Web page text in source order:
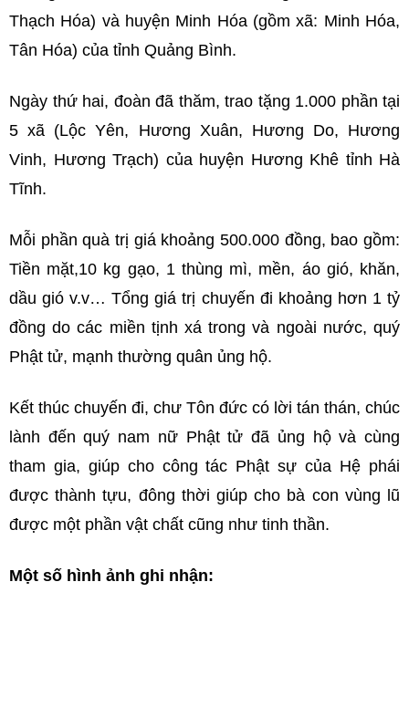
Thạch Hóa) và huyện Minh Hóa (gồm xã: Minh Hóa,
Tân Hóa) của tỉnh Quảng Bình.
Ngày thứ hai, đoàn đã thăm, trao tặng 1.000 phần tại
5 xã (Lộc Yên, Hương Xuân, Hương Do, Hương
Vinh, Hương Trạch) của huyện Hương Khê tỉnh Hà
Tĩnh.
Mỗi phần quà trị giá khoảng 500.000 đồng, bao gồm:
Tiền mặt,10 kg gạo, 1 thùng mì, mền, áo gió, khăn,
dầu gió v.v… Tổng giá trị chuyến đi khoảng hơn 1 tỷ
đồng do các miền tịnh xá trong và ngoài nước, quý
Phật tử, mạnh thường quân ủng hộ.
Kết thúc chuyến đi, chư Tôn đức có lời tán thán, chúc
lành đến quý nam nữ Phật tử đã ủng hộ và cùng
tham gia, giúp cho công tác Phật sự của Hệ phái
được thành tựu, đông thời giúp cho bà con vùng lũ
được một phần vật chất cũng như tinh thần.
Một số hình ảnh ghi nhận: